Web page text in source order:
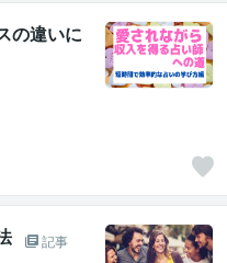
の違いに
記事